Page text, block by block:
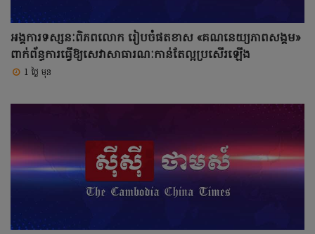
អង្គការទស្សនៈពិភពលោក រៀបចំផតខាស «គណនេយ្យភាពសង្គម»
ពាក់ព័ន្ធការធ្វើឱ្យសេវាសាធារណៈកាន់តែល្អប្រសើរឡើង
1 ថ្ងៃ មុន